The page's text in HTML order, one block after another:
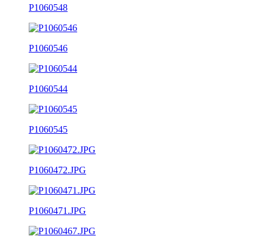
P1060548
P1060546
P1060544
P1060545
P1060472.JPG
P1060471.JPG